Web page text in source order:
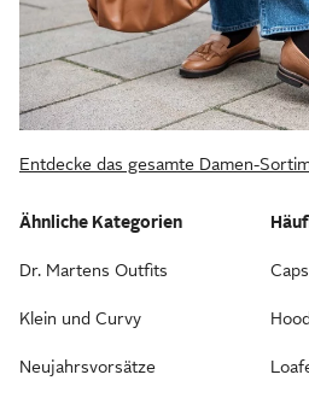
Entdecke das gesamte Damen-
Ähnliche Kategorien
Dr. Martens Outfits
Klein und Curvy
Neujahrsvorsätze